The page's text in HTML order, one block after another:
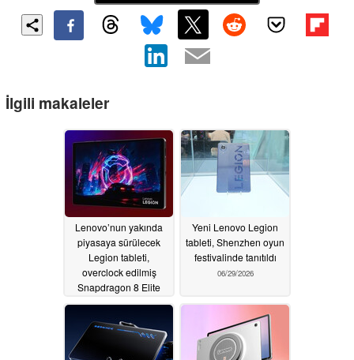
İlgili makaleler
Lenovo’nun yakında
piyasaya sürülecek
Legion tableti,
overclock edilmiş
Snapdragon 8 Elite
Gen 5 yongası için
sistemine sahiptir.
Yeni Lenovo Legion
tableti, Shenzhen oyun
festivalinde tanıtıldı
06/29/2026